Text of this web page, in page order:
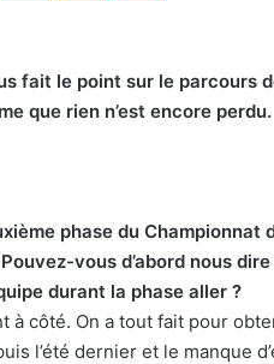
fait le point sur le parcours
que rien n’est encore perdu.
phase du Championnat
vous d’abord nous
durant la phase aller ?
à côté. On a tout fait pour
l’été dernier et le manque